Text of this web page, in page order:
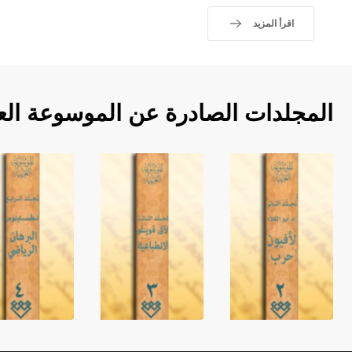
اقرأ المزيد
المجلدات الصادرة عن الموسوعة